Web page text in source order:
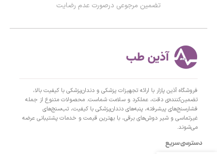
تضمین مرجوعی درصورت عدم رضایت
فروشگاه آذین پازار با ارائه تجهیزات پزشکی و دندان‌پزشکی با کیفیت بالا،
تضمین‌کننده‌ی دقت، عملکرد و سلامت شماست. محصولات متنوع از جمله
فشارسنج‌های پیشرفته، پنبه‌های دندان‌پزشکی با کیفیت، تب‌سنج‌های
غیرتماسی و شیر دوش‌های برقی، با بهترین قیمت و خدمات پشتیبانی عرضه
می‌شوند.
دسترسی سریع